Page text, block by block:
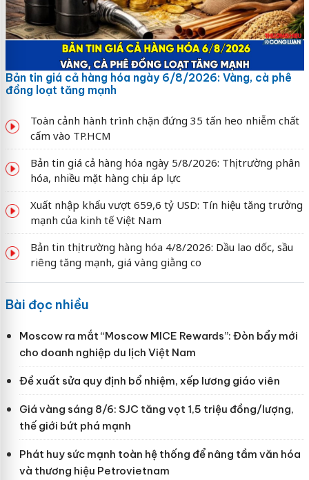
Bản tin giá cả hàng hóa ngày 6/8/2026: Vàng, cà phê
đồng loạt tăng mạnh
Toàn cảnh hành trình chặn đứng 35 tấn heo nhiễm chất
cấm vào TP.HCM
Bản tin giá cả hàng hóa ngày 5/8/2026: Thị trường phân
hóa, nhiều mặt hàng chịu áp lực
Xuất nhập khẩu vượt 659,6 tỷ USD: Tín hiệu tăng trưởng
mạnh của kinh tế Việt Nam
Bản tin thị trường hàng hóa 4/8/2026: Dầu lao dốc, sầu
riêng tăng mạnh, giá vàng giằng co
Bài đọc nhiều
Moscow ra mắt “Moscow MICE Rewards”: Đòn bẩy mới
cho doanh nghiệp du lịch Việt Nam
Đề xuất sửa quy định bổ nhiệm, xếp lương giáo viên
Giá vàng sáng 8/6: SJC tăng vọt 1,5 triệu đồng/lượng,
thế giới bứt phá mạnh
Phát huy sức mạnh toàn hệ thống để nâng tầm văn hóa
và thương hiệu Petrovietnam